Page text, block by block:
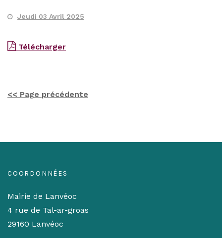
Jeudi 03 Avril 2025
Télécharger
<< Page précédente
COORDONNÉES
Mairie de Lanvéoc
4 rue de Tal-ar-groas
29160 Lanvéoc